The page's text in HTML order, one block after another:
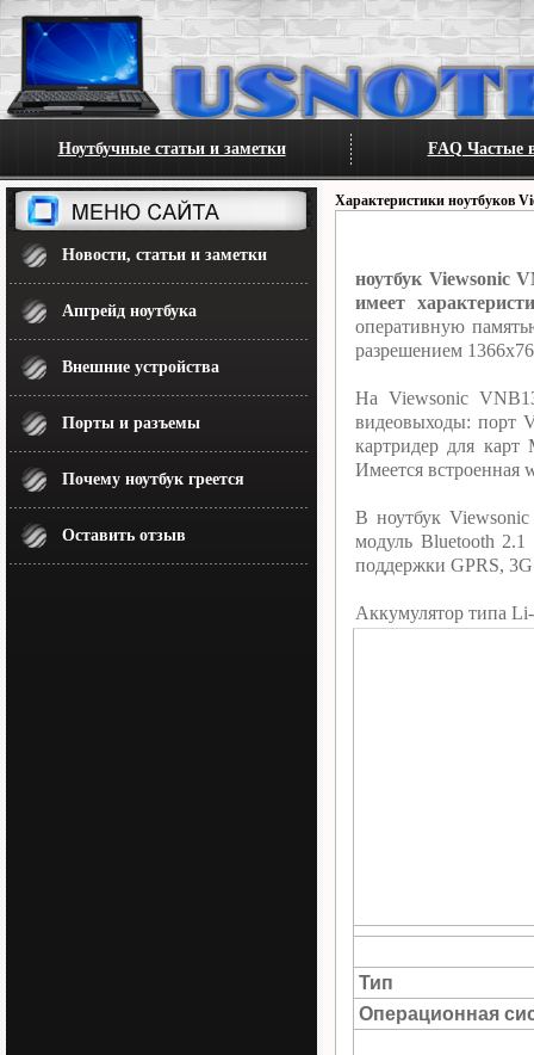
Ноутбучные статьи и заметки FAQ Частые
Новости, статьи и заметки
Апгрейд ноутбука
Внешние устройства
Порты и разъемы
Почему ноутбук греется
Оставить отзыв
Характеристики ноутбуков
ноутбук Viewsonic
имеет
оперативную
разрешением
На Viewsonic
видеовыходы: порт
картридер для
Имеется встроенная
В ноутбук
модуль Bluetooth
поддержки GPRS,
Аккумулятор типа
Тип
Операционная